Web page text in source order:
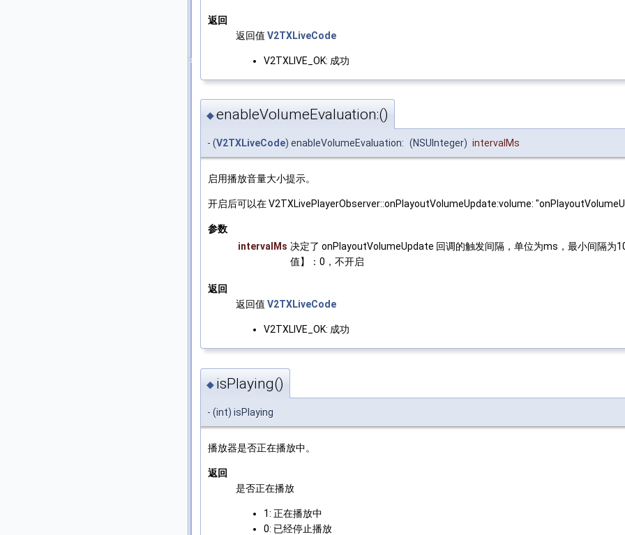
返回
返回值 V2TXLiveCode
V2TXLIVE_OK: 成功
◆enableVolumeEvaluation:()
- (V2TXLiveCode) enableVolumeEvaluation: (NSUInteger) intervalMs
启用播放音量大小提示。
开启后可以在 V2TXLivePlayerObserver::onPlayoutVolumeUpdate:volume:
参数
intervalMs 决定了 onPlayoutVolumeUpdate 回调的触发间隔，单位为ms，最小间隔为
值】：0，不开启
返回
返回值 V2TXLiveCode
V2TXLIVE_OK: 成功
◆ isPlaying()
- (int) isPlaying
播放器是否正在播放中。
返回
是否正在播放
1: 正在播放中
0: 已经停止播放